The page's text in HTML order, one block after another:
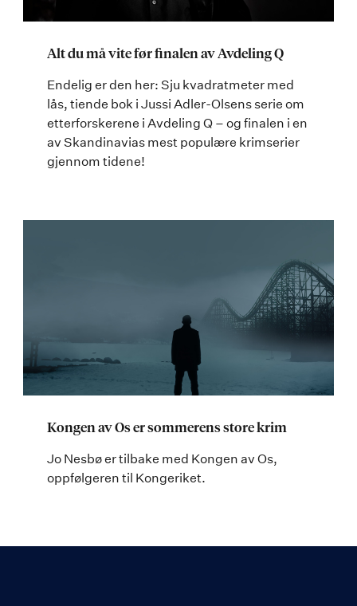
Alt du må vite før finalen av Avdeling Q
Endelig er den her: Sju kvadratmeter med
lås, tiende bok i Jussi Adler-Olsens serie om
etterforskerene i Avdeling Q – og finalen i en
av Skandinavias mest populære krimserier
gjennom tidene!
Kongen av Os er sommerens store krim
Jo Nesbø er tilbake med Kongen av Os,
oppfølgeren til Kongeriket.